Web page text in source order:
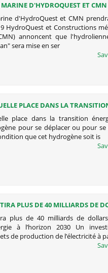
D'HYDROQUEST ET CMN
AU PRINTEMPS 2019
d'HydroQuest et CMN
HydroQuest et Constructions
annoncent que
sera mise en ser
PLACE DANS LA
place dans la transition
pour se déplacer ou pour se
que cet hydrogène soit is
PLUS DE 40 MILLIARDS DE
DE L’ÉNERGIE À L’HORIZON 2030
plus de 40 milliards de
à l’horizon 2030 Un
de production de l’électricité à